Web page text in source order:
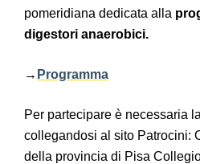
pomeridiana dedicata alla
digestori anaerobici.
→ Programma
Per partecipare è necessaria la
collegandosi al sito Patrocini:
della provincia di Pisa